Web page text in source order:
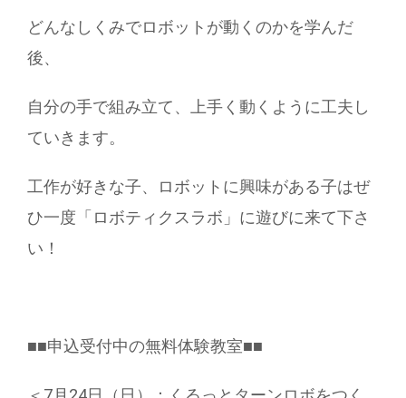
どんなしくみでロボットが動くのかを学んだ
後、
自分の手で組み立て、上手く動くように工夫し
ていきます。
工作が好きな子、ロボットに興味がある子はぜ
ひ一度「ロボティクスラボ」に遊びに来て下さ
い！
■■申込受付中の無料体験教室■■